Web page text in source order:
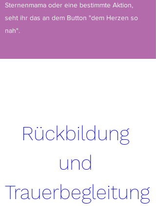
Sternenmama oder eine bestimmte Aktion,
seht ihr das an dem Button "dem Herzen so
nah".
Rückbildung
und
Trauerbegleitung